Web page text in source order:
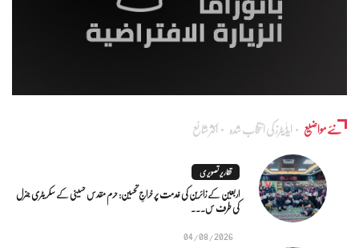
نئے مواضیع ایڈٰیٹرز کی انتخاب شدہ اکثر شائع
تقاریر تصویری
اربعین کے زائرین کی خدمت پر خراجِ تحسین: حرم مقدس حسینی کے سکریٹری جنرل
کی طرف س...
04/08/2026